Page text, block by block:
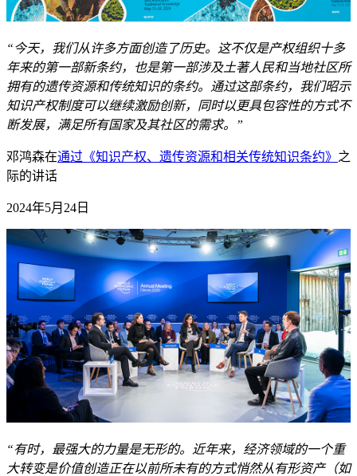
“今天，我们从许多方面创造了历史。这不仅是产权组织十多
年来的第一部新条约，也是第一部涉及土著人民和当地社区所
拥有的遗传资源和传统知识的条约。通过这部条约，我们昭示
知识产权制度可以继续激励创新，同时以更具包容性的方式不
断发展，满足所有国家及其社区的需求。”
邓鸿森在通过《知识产权、遗传资源和相关传统知识条约》 之
际的讲话
2024年5月24日
“有时，最强大的力量是无形的。近年来，经济领域的一个重
大转变是价值创造正在以前所未有的方式悄然从有形资产（如